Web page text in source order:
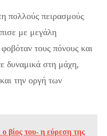
πολλούς πειρασμούς
με μεγάλη
τους πόνους και
δυναμικά στη μάχη,
την οργή των
βίος του- η εύρεση της